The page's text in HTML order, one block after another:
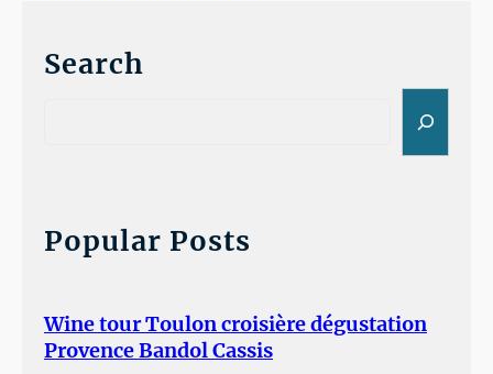
Search
h
Popular Posts
Wine tour Toulon croisière dégustation
Provence Bandol Cassis